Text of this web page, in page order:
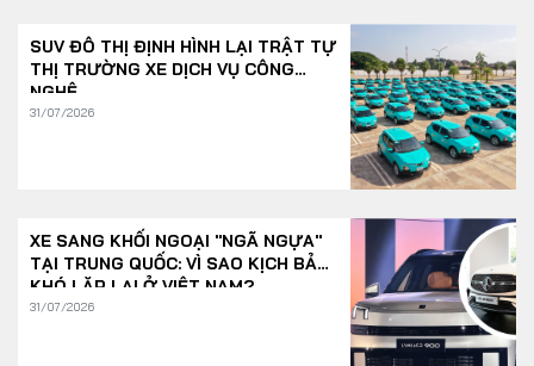
SUV ĐÔ THỊ ĐỊNH HÌNH LẠI TRẬT TỰ
THỊ TRƯỜNG XE DỊCH VỤ CÔNG
NGHỆ
31/07/2026
XE SANG KHỐI NGOẠI "NGÃ NGỰA"
TẠI TRUNG QUỐC: VÌ SAO KỊCH BẢN
KHÓ LẶP LẠI Ở VIỆT NAM?
31/07/2026